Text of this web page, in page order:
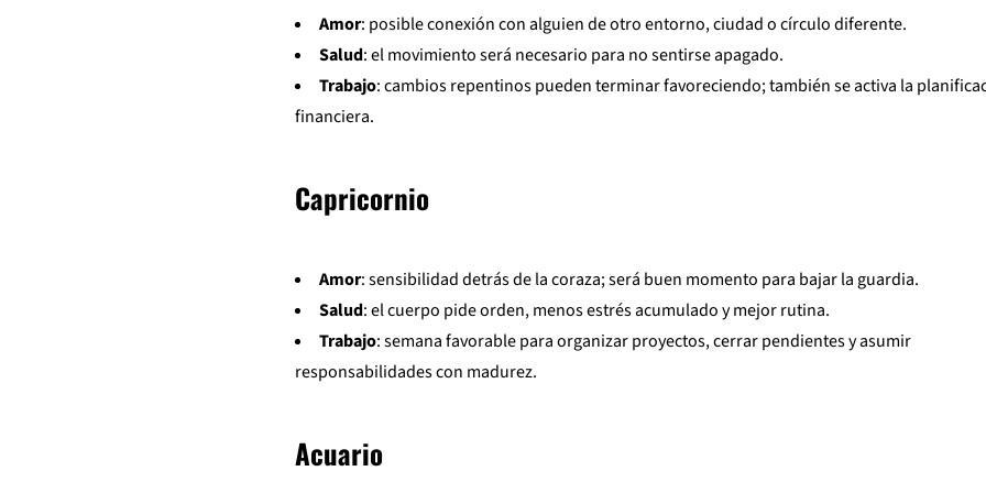
Amor: posible conexión con alguien de otro entorno, ciudad o círculo diferente.
Salud: el movimiento será necesario para no sentirse apagado.
Trabajo: cambios repentinos pueden terminar favoreciendo; también se activa la
financiera.
Capricornio
Amor: sensibilidad detrás de la coraza; será buen momento para bajar la guardia.
Salud: el cuerpo pide orden, menos estrés acumulado y mejor rutina.
Trabajo: semana favorable para organizar proyectos, cerrar pendientes y asumir
responsabilidades con madurez.
Acuario